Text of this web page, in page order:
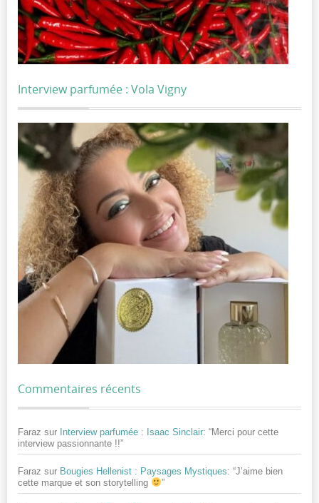
Interview parfumée : Vola Vigny
Commentaires récents
Faraz sur Interview parfumée : Isaac Sinclair: “Merci pour cette
interview passionnante !!”
Faraz sur Bougies Hellenist : Paysages Mystiques: “J’aime bien
cette marque et son storytelling
”